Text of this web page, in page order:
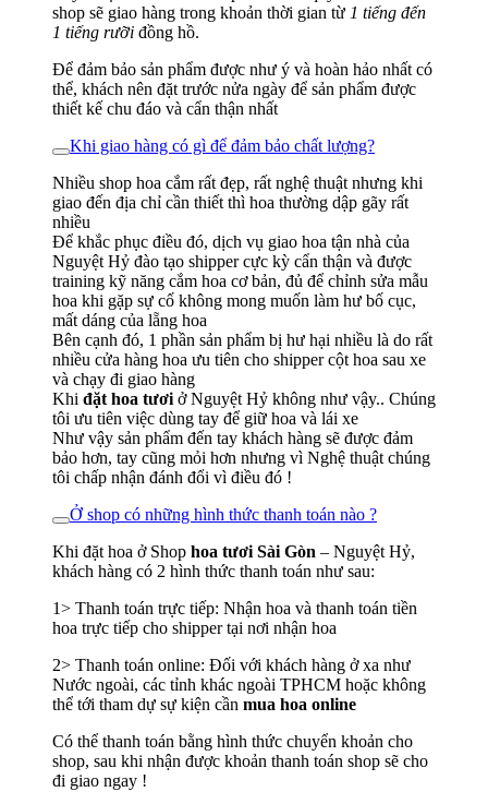
shop sẽ giao hàng trong khoản thời gian từ 1 tiếng đến
1 tiếng rưỡi đồng hồ.
Để đảm bảo sản phẩm được như ý và hoàn hảo nhất có
thể, khách nên đặt trước nửa ngày để sản phẩm được
thiết kế chu đáo và cẩn thận nhất
Khi giao hàng có gì để đảm bảo chất lượng?
Nhiều shop hoa cắm rất đẹp, rất nghệ thuật nhưng khi
giao đến địa chỉ cần thiết thì hoa thường dập gãy rất
nhiều
Để khắc phục điều đó, dịch vụ giao hoa tận nhà của
Nguyệt Hỷ đào tạo shipper cực kỳ cẩn thận và được
training kỹ năng cắm hoa cơ bản, đủ để chỉnh sửa mẫu
hoa khi gặp sự cố không mong muốn làm hư bố cục,
mất dáng của lẵng hoa
Bên cạnh đó, 1 phần sản phẩm bị hư hại nhiều là do rất
nhiều cửa hàng hoa ưu tiên cho shipper cột hoa sau xe
và chạy đi giao hàng
Khi đặt hoa tươi ở Nguyệt Hỷ không như vậy.. Chúng
tôi ưu tiên việc dùng tay để giữ hoa và lái xe
Như vậy sản phẩm đến tay khách hàng sẽ được đảm
bảo hơn, tay cũng mỏi hơn nhưng vì Nghệ thuật chúng
tôi chấp nhận đánh đổi vì điều đó !
Ở shop có những hình thức thanh toán nào ?
Khi đặt hoa ở Shop hoa tươi Sài Gòn – Nguyệt Hỷ,
khách hàng có 2 hình thức thanh toán như sau:
1> Thanh toán trực tiếp: Nhận hoa và thanh toán tiền
hoa trực tiếp cho shipper tại nơi nhận hoa
2> Thanh toán online: Đối với khách hàng ở xa như
Nước ngoài, các tỉnh khác ngoài TPHCM hoặc không
thể tới tham dự sự kiện cần mua hoa online
Có thể thanh toán bằng hình thức chuyển khoản cho
shop, sau khi nhận được khoản thanh toán shop sẽ cho
đi giao ngay !